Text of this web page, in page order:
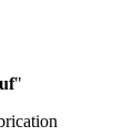
"